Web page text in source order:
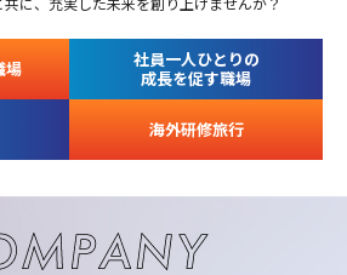
場
社員一人ひとりの
成長を促す職場
海外研修旅行